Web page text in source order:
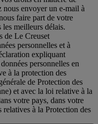
envoyer un e-mail à
faire part de votre
meilleurs délais.
de Le Creuset
personnelles et à
expliquant
personnelles en
à la protection des
de Protection des
et avec la loi relative à la
votre pays, dans votre
à la Protection des